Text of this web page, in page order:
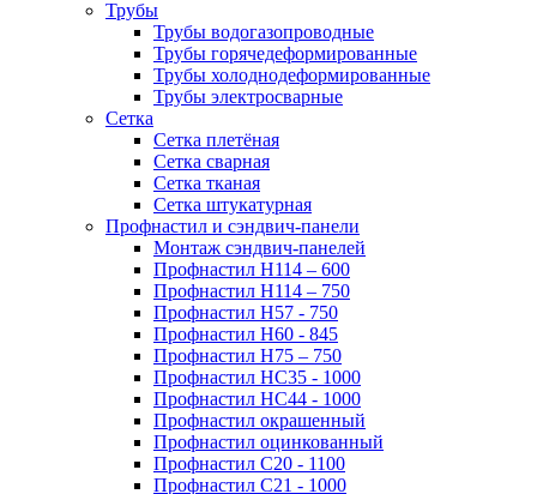
Трубы
Трубы водогазопроводные
Трубы горячедеформированные
Трубы холоднодеформированные
Трубы электросварные
Сетка
Сетка плетёная
Сетка сварная
Сетка тканая
Сетка штукатурная
Профнастил и сэндвич-панели
Монтаж сэндвич-панелей
Профнастил Н114 – 600
Профнастил Н114 – 750
Профнастил Н57 - 750
Профнастил Н60 - 845
Профнастил Н75 – 750
Профнастил НС35 - 1000
Профнастил НС44 - 1000
Профнастил окрашенный
Профнастил оцинкованный
Профнастил С20 - 1100
Профнастил С21 - 1000